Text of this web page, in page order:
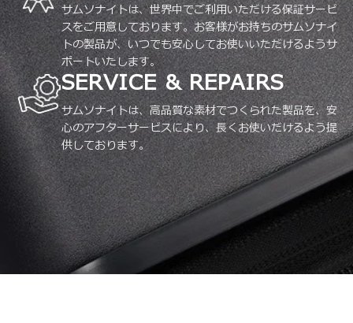
サムソナイトは、世界中でご利用いただける保証サービ
スをご用意しております。お客様がお持ちのサムソナイ
トの製品が、いつでも安心してお使いいただけるようサ
ポートいたします。
SERVICE & REPAIRS
サムソナイトは、高品質な素材でつくられた製品を、安
心のアフターサービスにより、長くお使いだけるよう提
供しております。